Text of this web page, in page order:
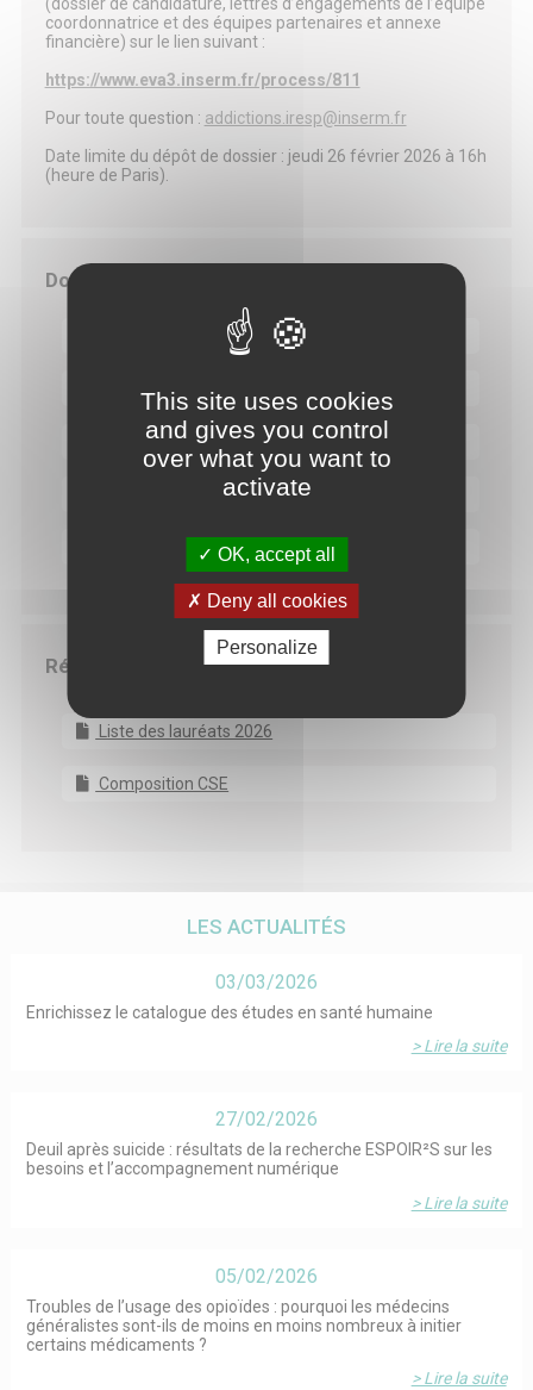
(dossier de candidature, lettres d’engagements de l’équipe
coordonnatrice et des équipes partenaires et annexe
financière) sur le lien suivant :
https://www.eva3.inserm.fr/process/811
Pour toute question : addictions.iresp@inserm.fr
Date limite du dépôt de dossier : jeudi 26 février 2026 à 16h
(heure de Paris).
Documents
Guide du candidat
Dossier de candidature
Annexe financière
Lettre d'engagement équipe coordinatrice
Résultats
Liste des lauréats 2026
Composition CSE
LES ACTUALITÉS
03/03/2026
Enrichissez le catalogue des études en santé humaine
> Lire la suite
27/02/2026
Deuil après suicide : résultats de la recherche ESPOIR²S sur les
besoins et l’accompagnement numérique
> Lire la suite
05/02/2026
Troubles de l’usage des opioïdes : pourquoi les médecins
généralistes sont-ils de moins en moins nombreux à initier
certains médicaments ?
> Lire la suite
This site uses cookies
and gives you control
over what you want to
activate
OK, accept all
Deny all cookies
Personalize